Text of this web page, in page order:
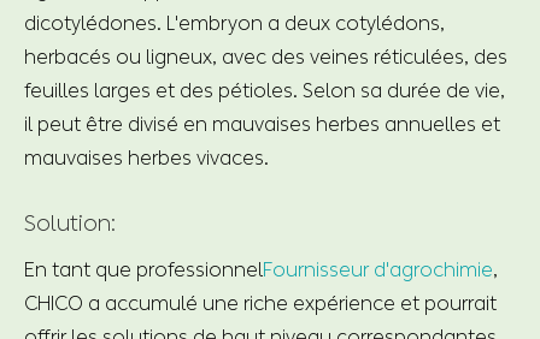
dicotylédones. L'embryon a deux cotylédons,
herbacés ou ligneux, avec des veines réticulées, des
feuilles larges et des pétioles. Selon sa durée de vie,
il peut être divisé en mauvaises herbes annuelles et
mauvaises herbes vivaces.
Solution:
En tant que professionnelFournisseur d'agrochimie,
CHICO a accumulé une riche expérience et pourrait